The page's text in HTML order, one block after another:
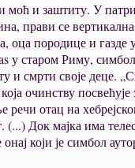
моћ и заштиту. У
прави се вертикална
породице и газде у
у старом Риму,
и смрти своје деце.
очинству посвећује
речи отац на
(...) Док мајка има
који је симбол